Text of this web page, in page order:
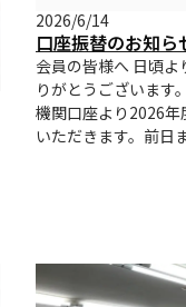
2026/6/14
口座振替のお知ら
会員の皆様へ 日頃
りがとうございます
機関口座より2026
いただきます。前日